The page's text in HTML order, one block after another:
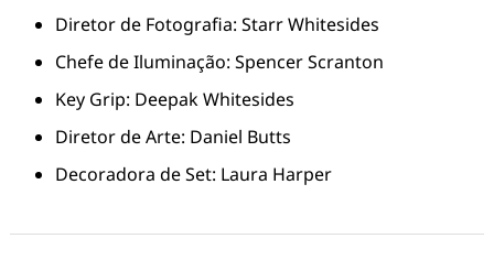
Diretor de Fotografia: Starr Whitesides
Chefe de Iluminação: Spencer Scranton
Key Grip: Deepak Whitesides
Diretor de Arte: Daniel Butts
Decoradora de Set: Laura Harper